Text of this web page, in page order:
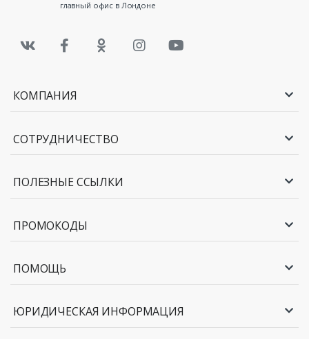
главный офис в Лондоне
КОМПАНИЯ
СОТРУДНИЧЕСТВО
ПОЛЕЗНЫЕ ССЫЛКИ
ПРОМОКОДЫ
ПОМОЩЬ
ЮРИДИЧЕСКАЯ ИНФОРМАЦИЯ